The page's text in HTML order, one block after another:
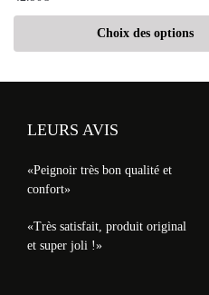
Choix des options
LEURS AVIS
«Peignoir très bon qualité et
confort»
«Très satisfait, produit original
et super joli !»